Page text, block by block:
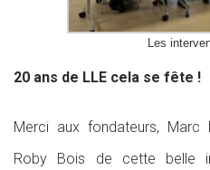
Les
20 ans de LLE cela se fête !
Merci aux fondateurs, Marc
Roby Bois de cette belle